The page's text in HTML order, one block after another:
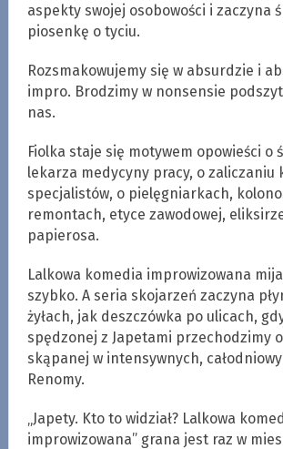
aspekty swojej osobowości i zaczyna
piosenkę o tyciu.
Rozsmakowujemy się w absurdzie i
impro. Brodzimy w nonsensie
nas.
Fiolka staje się motywem opowieści o
lekarza medycyny pracy, o zaliczaniu
specjalistów, o pielęgniarkach,
remontach, etyce zawodowej,
papierosa.
Lalkowa komedia improwizowana
szybko. A seria skojarzeń zaczyna
żyłach, jak deszczówka po ulicach,
spędzonej z Japetami przechodzimy
skąpanej w intensywnych,
Renomy.
„Japety. Kto to widział? Lalkowa
improwizowana” grana jest raz w